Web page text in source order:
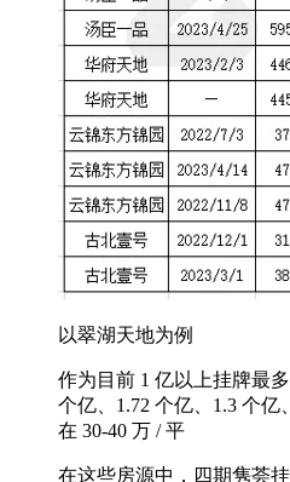
以翠湖天地为例
作为目前 1 亿以上挂牌最
个亿、1.72 个亿、1.3 个
在 30-40 万 / 平
在这些房源中，四期隽荟